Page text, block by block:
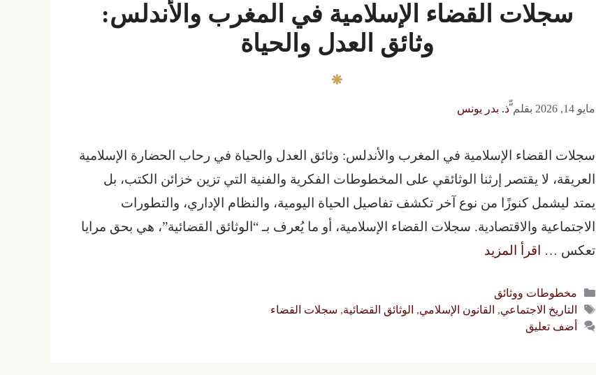
سجلات القضاء الإسلامية في المغرب والأندلس:
وثائق العدل والحياة
مايو 14, 2026 بقلمّّذ. بدر يونس
سجلات القضاء الإسلامية في المغرب والأندلس: وثائق العدل والحياة في رحاب الحضارة الإسلامية
العريقة، لا يقتصر إرثنا الوثائقي على المخطوطات الفكرية والفنية التي تزين خزائن الكتب، بل
يمتد ليشمل كنوزًا من نوع آخر تكشف تفاصيل الحياة اليومية، والنظام الإداري، والتطورات
الاجتماعية والاقتصادية. سجلات القضاء الإسلامية، أو ما يُعرف بـ “الوثائق القضائية”، هي بحق مرايا
تعكس …
اقرأ المزيد
التصنيفات
مخطوطات ووثائق
الوسوم
التاريخ الاجتماعي, القانون الإسلامي, الوثائق القضائية, سجلات القضاء
أضف تعليق